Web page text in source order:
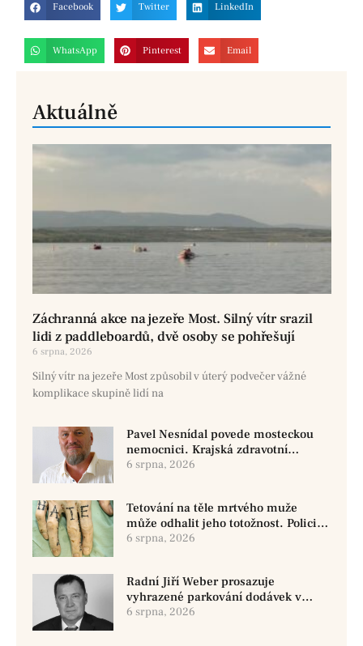
Facebook Twitter LinkedIn
WhatsApp Pinterest Email
Aktuálně
Záchranná akce na jezeře Most. Silný vítr srazil
lidi z paddleboardů, dvě osoby se pohřešují
6 srpna, 2026
Silný vítr na jezeře Most způsobil v úterý podvečer vážné
komplikace skupině lidí na
Pavel Nesnídal povede mosteckou
nemocnici. Krajská zdravotní
oznámila změnu ve vedení
6 srpna, 2026
Tetování na těle mrtvého muže
může odhalit jeho totožnost. Policie
žádá o pomoc
6 srpna, 2026
Radní Jiří Weber prosazuje
vyhrazené parkování dodávek v
Chomutově
6 srpna, 2026